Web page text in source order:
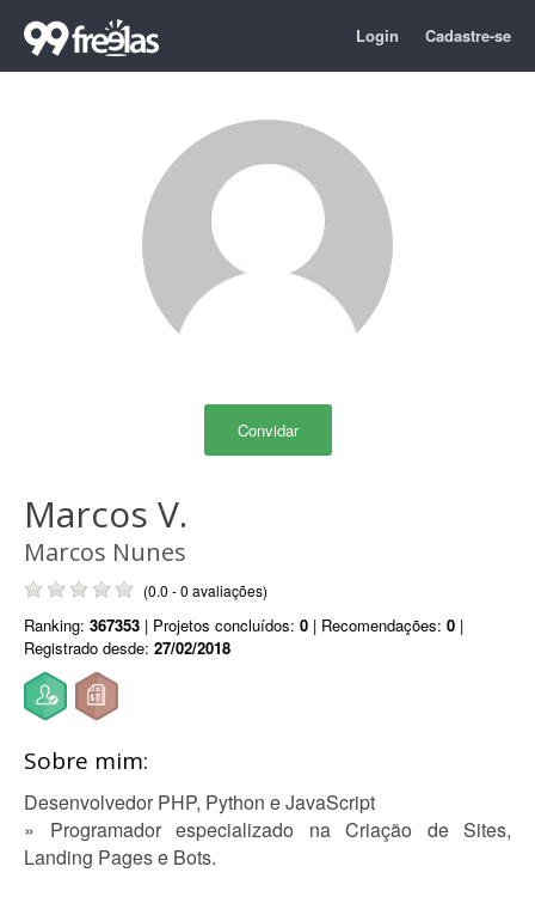
Login Cadastre-se
Convidar
Marcos V.
Marcos Nunes
(0.0 - 0 avaliações)
Ranking: 367353 | Projetos concluídos: 0 | Recomendações: 0 |
Registrado desde: 27/02/2018
Sobre mim:
Desenvolvedor PHP, Python e JavaScript
» Programador especializado na Criação de Sites,
Landing Pages e Bots.